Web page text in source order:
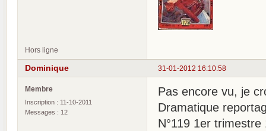
Hors ligne
31-01-2012 16:10:58
Dominique
Membre
Inscription : 11-10-2011
Messages : 12
Pas encore vu, je
Dramatique
N°119 1er trimestre